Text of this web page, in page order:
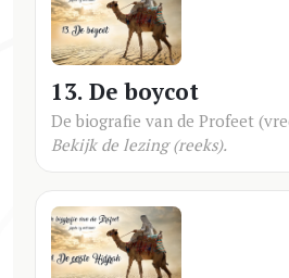
13. De boycot
De biografie van de Profeet
Bekijk de lezing (reeks).